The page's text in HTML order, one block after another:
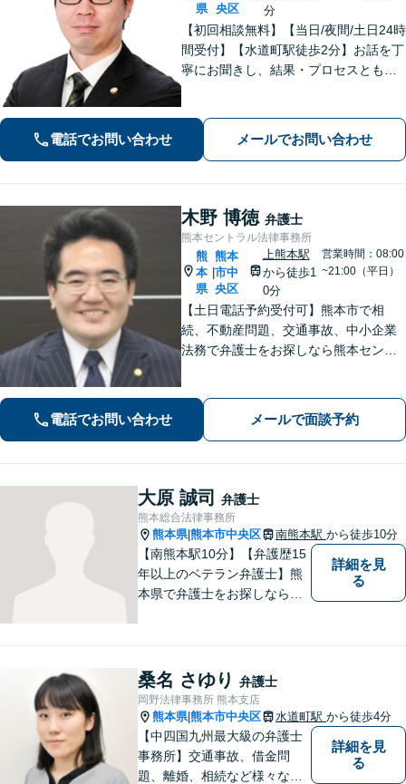
県 央区
分
【初回相談無料】【当日/夜間/土日24時
間受付】【水道町駅徒歩2分】お話を丁
寧にお聞きし、結果・プロセスともに
電話でお問い合わせ メールでお問い合わせ
木野 博徳 弁護士
熊本セントラル法律事務所
熊
本
県
|
熊本
市中
央区
上熊本駅
から徒歩1
0分
営業時間：08:00
~21:00（平日）
【土日電話予約受付可】熊本市で相
続、不動産問題、交通事故、中小企業
法務で弁護士をお探しなら熊本セント
受付可】【休日・夜間相談可】
電話でお問い合わせ メールで面談予約
大原 誠司 弁護士
熊本総合法律事務所
熊本県|熊本市中央区 南熊本駅 から徒歩10分
【南熊本駅10分】【弁護歴15
年以上のベテラン弁護士】熊
本県で弁護士をお探しなら、
ています。皆様にとって一番
のパートナーとなれるよう、
精一杯取り組ませていただき
ます。
詳細を見
る
桑名 さゆり 弁護士
岡野法律事務所 熊本支店
熊本県|熊本市中央区 水道町駅 から徒歩4分
【中四国九州最大級の弁護士
事務所】交通事故、借金問
題、離婚、相続など様々な問
詳細を見
る